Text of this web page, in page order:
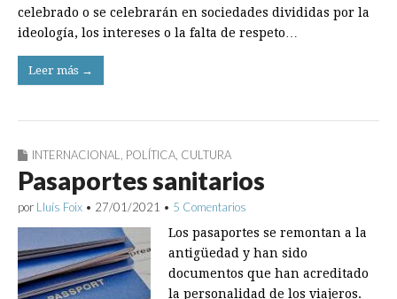
celebrado o se celebrarán en sociedades divididas por la
ideología, los intereses o la falta de respeto…
Leer más →
INTERNACIONAL POLÍTICA CULTURA
Pasaportes sanitarios
por Lluís Foix • 27/01/2021 • 5 Comentarios
Los pasaportes se remontan a la
antigüedad y han sido
documentos que han acreditado
la personalidad de los viajeros.